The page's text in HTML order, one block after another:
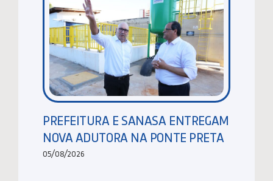
PREFEITURA E SANASA ENTREGAM
NOVA ADUTORA NA PONTE PRETA
05/08/2026